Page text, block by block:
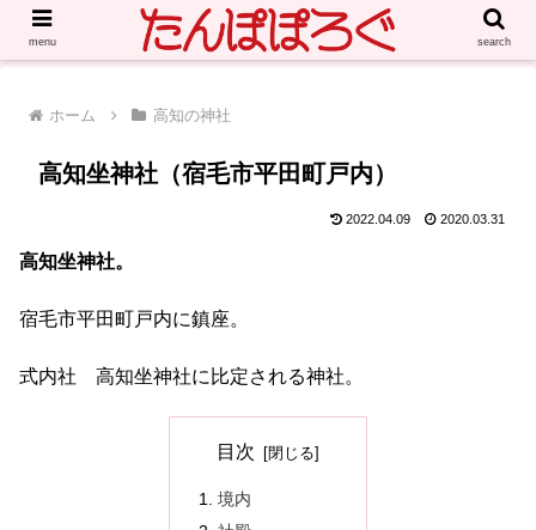
ホーム 高知の神社
高知坐神社（宿毛市平田町戸内）
2022.04.09 2020.03.31
高知坐神社。
宿毛市平田町戸内に鎮座。
式内社 高知坐神社に比定される神社。
目次
境内
menu search